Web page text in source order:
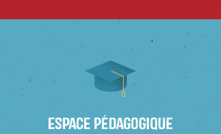
Espace Pédagogique